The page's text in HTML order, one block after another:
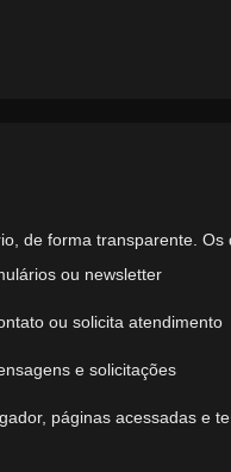
de forma transparente. Os
ou newsletter
ou solicita atendimento
e solicitações
páginas acessadas e